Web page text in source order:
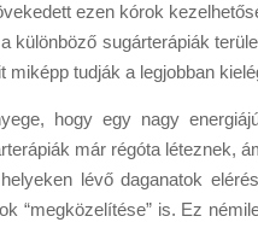
ezen kórok
különböző sugárterápiák
tudják a legjobban
hogy egy nagy
már régóta léteznek,
lévő daganatok
“megközelítése” is. Ez